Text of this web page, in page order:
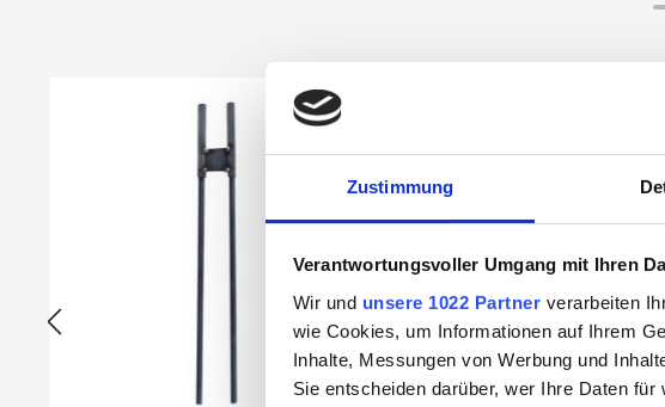
Zustimmung
Verantwortungsvoller Umgang mit Ihren
Wir und unsere 1022 Partner verarbeiten
wie Cookies, um Informationen auf Ihrem
Inhalte, Messungen von Werbung und
Sie entscheiden darüber, wer Ihre Daten